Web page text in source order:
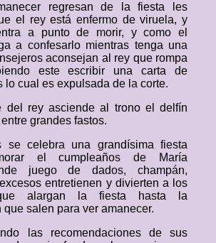
regresan de la fiesta les
el rey está enfermo de viruela, y
a punto de morir, y como el
a confesarlo mientras tenga una
aconsejan al rey que rompa
este escribir una carta de
lo cual es expulsada de la corte.
del rey asciende al trono el delfín
grandes fastos.
se celebra una grandísima fiesta
el cumpleaños de María
juego de dados, champán,
entretienen y divierten a los
alargan la fiesta hasta la
que salen para ver amanecer.
las recomendaciones de sus